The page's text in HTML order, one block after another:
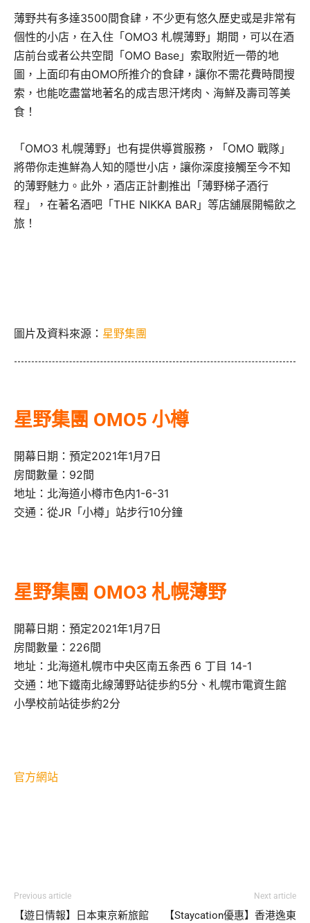
薄野共有多達3500間食肆，不少更有悠久歷史或是非常有
個性的小店，在入住「OMO3 札幌薄野」期間，可以在酒
店前台或者公共空間「OMO Base」索取附近一帶的地
圖，上面印有由OMO所推介的食肆，讓你不需花費時間搜
索，也能吃盡當地著名的成吉思汗烤肉、海鮮及壽司等美
食！
「OMO3 札幌薄野」也有提供導賞服務，「OMO 戰隊」
將帶你走進鮮為人知的隱世小店，讓你深度接觸至今不知
的薄野魅力。此外，酒店正計劃推出「薄野梯子酒行
程」，在著名酒吧「THE NIKKA BAR」等店舖展開暢飲之
旅！
圖片及資料來源： 星野集團
星野集團 OMO5 小樽
開幕日期：預定2021年1月7日
房間數量：92間
地址：北海道小樽市色内1-6-31
交通：從JR「小樽」站步行10分鐘
星野集團 OMO3 札幌薄野
開幕日期：預定2021年1月7日
房間數量：226間
地址：北海道札幌市中央区南五条西 6 丁目 14-1
交通：地下鐵南北線薄野站徒歩約5分、札幌市電資生館
小學校前站徒歩約2分
官方網站
Previous article
【遊日情報】日本東京新旅館
Next article
【Staycation優惠】香港逸東